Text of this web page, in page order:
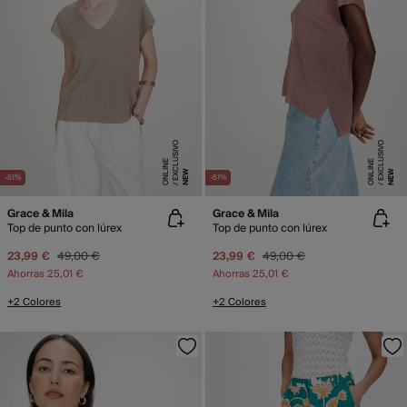
-51% NEW
E
X
C
L
USI
V
O
O
N
LI
N
E
Grace & Mila
Top de punto con lúrex
23,99 € 49,00 €
Ahorras25,01 €
+2 Colores
-51% NEW
E
X
C
L
USI
V
O
O
N
LI
N
E
Grace & Mila
Top de punto con lúrex
23,99 € 49,00 €
Ahorras25,01 €
+2 Colores